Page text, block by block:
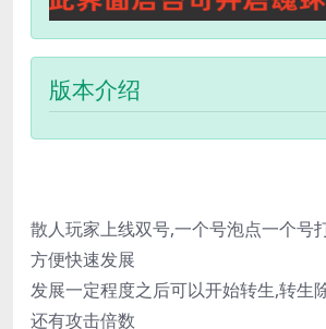
版本介绍
散人玩家上线双号,一个号泡点一个号
方便快速发展
发展一定程度之后可以开始转生,转生
还有攻击倍数